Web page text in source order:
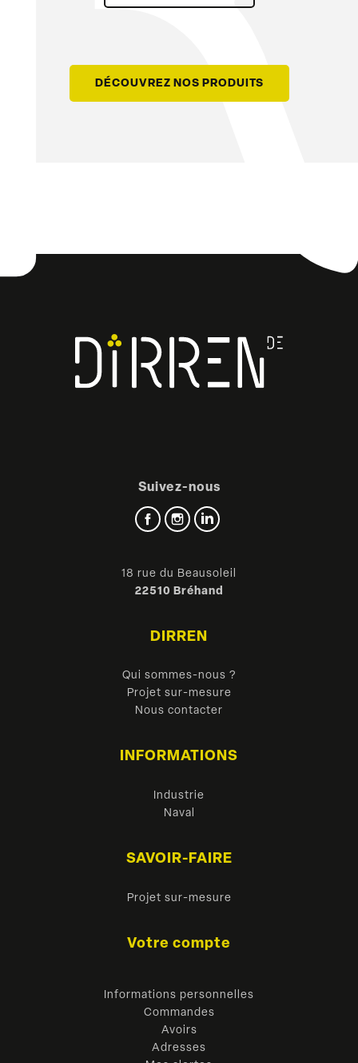
DÉCOUVREZ NOS PRODUITS
Suivez-nous
FacebookInstagramLinkedIn
18 rue du Beausoleil
22510 Bréhand
DIRREN
Qui sommes-nous ?
Projet sur-mesure
Nous contacter
INFORMATIONS
Industrie
Naval
SAVOIR-FAIRE
Projet sur-mesure
Votre compte
Informations personnelles
Commandes
Avoirs
Adresses